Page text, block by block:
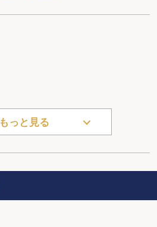
もっと見る